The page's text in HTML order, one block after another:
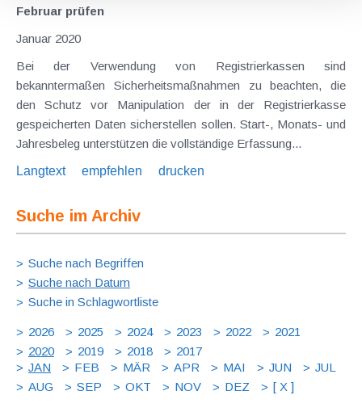
Februar prüfen
Januar 2020
Bei der Verwendung von Registrierkassen sind
bekanntermaßen Sicherheitsmaßnahmen zu beachten, die
den Schutz vor Manipulation der in der Registrierkasse
gespeicherten Daten sicherstellen sollen. Start-, Monats- und
Jahresbeleg unterstützen die vollständige Erfassung...
Langtext
empfehlen drucken
Suche im Archiv
Suche nach Begriffen
Suche nach Datum
Suche in Schlagwortliste
2026 2025 2024 2023 2022
2021
2020
2019 2018
2017
JAN
FEB MÄR APR MAI JUN
JUL
AUG
SEP OKT NOV DEZ [ X ]